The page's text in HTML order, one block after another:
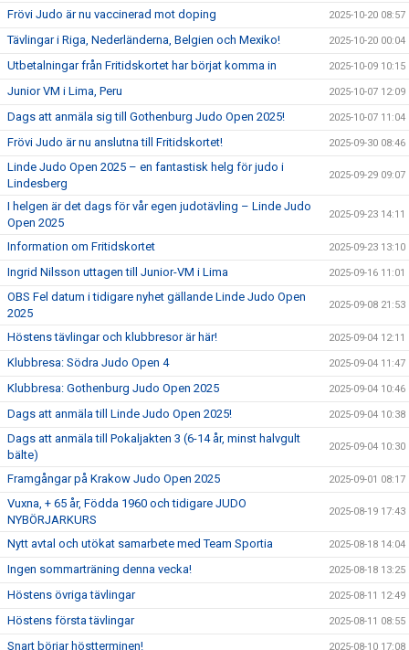
Frövi Judo är nu vaccinerad mot doping 2025-10-20 08:57
Tävlingar i Riga, Nederländerna, Belgien och Mexiko! 2025-10-20 00:04
Utbetalningar från Fritidskortet har börjat komma in 2025-10-09 10:15
Junior VM i Lima, Peru 2025-10-07 12:09
Dags att anmäla sig till Gothenburg Judo Open 2025! 2025-10-07 11:04
Frövi Judo är nu anslutna till Fritidskortet! 2025-09-30 08:46
Linde Judo Open 2025 – en fantastisk helg för judo i
Lindesberg
2025-09-29 09:07
I helgen är det dags för vår egen judotävling – Linde Judo
Open 2025
2025-09-23 14:11
Information om Fritidskortet 2025-09-23 13:10
Ingrid Nilsson uttagen till Junior-VM i Lima 2025-09-16 11:01
OBS Fel datum i tidigare nyhet gällande Linde Judo Open
2025
2025-09-08 21:53
Höstens tävlingar och klubbresor är här! 2025-09-04 12:11
Klubbresa: Södra Judo Open 4 2025-09-04 11:47
Klubbresa: Gothenburg Judo Open 2025 2025-09-04 10:46
Dags att anmäla till Linde Judo Open 2025! 2025-09-04 10:38
Dags att anmäla till Pokaljakten 3 (6-14 år, minst halvgult
bälte)
2025-09-04 10:30
Framgångar på Krakow Judo Open 2025 2025-09-01 08:17
Vuxna, + 65 år, Födda 1960 och tidigare JUDO
NYBÖRJARKURS
2025-08-19 17:43
Nytt avtal och utökat samarbete med Team Sportia 2025-08-18 14:04
Ingen sommarträning denna vecka! 2025-08-18 13:25
Höstens övriga tävlingar 2025-08-11 12:49
Höstens första tävlingar 2025-08-11 08:55
Snart börjar höstterminen! 2025-08-10 17:08